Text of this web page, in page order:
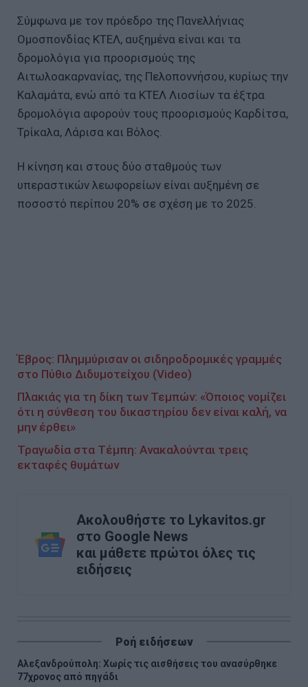
Σύμφωνα με τον πρόεδρο της Πανελλήνιας
Ομοσπονδίας ΚΤΕΛ, αυξημένα είναι και τα
δρομολόγια για προορισμούς της
Αιτωλοακαρνανίας, της Πελοποννήσου, κυρίως την
Καλαμάτα, ενώ από τα ΚΤΕΛ Λιοσίων τα έξτρα
δρομολόγια αφορούν τους προορισμούς Καρδίτσα,
Τρίκαλα, Λάρισα και Βόλος.
Η κίνηση και στους δύο σταθμούς των
υπεραστικών λεωφορείων είναι αυξημένη σε
ποσοστό περίπου 20% σε σχέση με το 2025.
Έβρος: Πλημμύρισαν οι σιδηροδρομικές γραμμές
στο Πύθιο Διδυμοτείχου (Video)
Πλακιάς για τη δίκη των Τεμπών: «Όποιος νομίζει
ότι η σύνθεση του δικαστηρίου δεν είναι καλή, να
μην έρθει»
Τραγωδία στα Τέμπη: Ανακαλούνται τρεις
εκταφές θυμάτων
Ακολουθήστε το Lykavitos.gr
στο Google News
και μάθετε πρώτοι όλες τις
ειδήσεις
Ροή ειδήσεων
Αλεξανδρούπολη: Χωρίς τις αισθήσεις του ανασύρθηκε
77χρονος από πηγάδι